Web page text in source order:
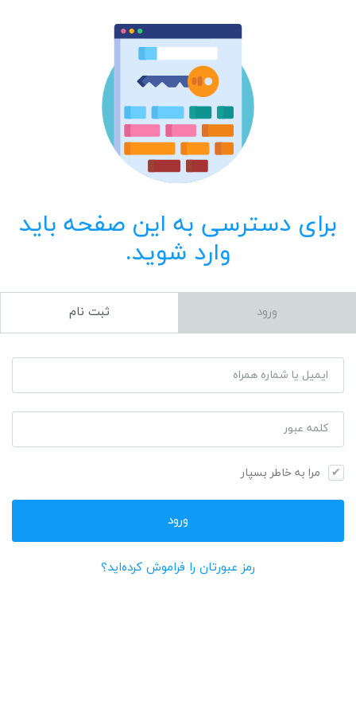
برای دسترسی به این صفحه باید
وارد شوید.
ورود ثبت نام
ایمیل یا شماره همراه
کلمه عبور
مرا به خاطر بسپار
رمز عبورتان را فراموش کرده‌اید؟